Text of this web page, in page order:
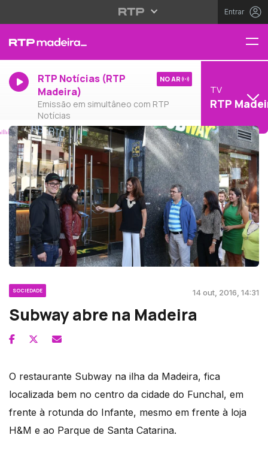
Entrar
RTP Notícias (RTP
Madeira)
Emissão em simultâneo com RTP
Notícias
NO AR
TV
RTP
SOCIEDADE 14 out, 2016, 14:31
Subway abre na Madeira
O restaurante Subway na ilha da Madeira, fica
localizada bem no centro da cidade do Funchal, em
frente à rotunda do Infante, mesmo em frente à loja
H&M e ao Parque de Santa Catarina.